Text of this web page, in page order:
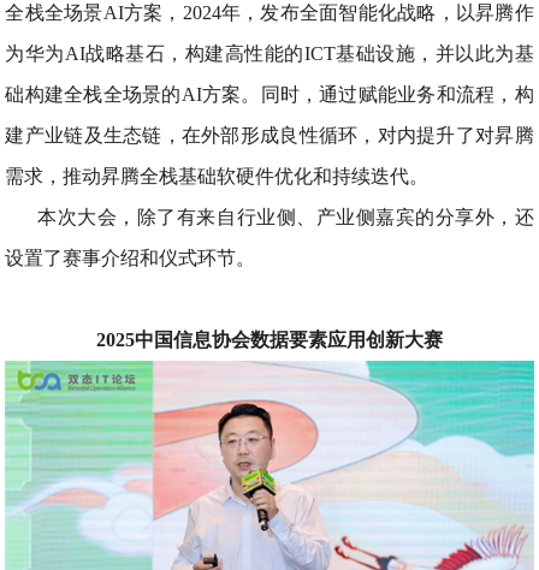
全栈全场景AI方案，2024年，发布全面智能化战略，以昇腾作
为华为AI战略基石，构建高性能的ICT基础设施，并以此为基
础构建全栈全场景的AI方案。同时，通过赋能业务和流程，构
建产业链及生态链，在外部形成良性循环，对内提升了对昇腾
需求，推动昇腾全栈基础软硬件优化和持续迭代。
本次大会，除了有来自行业侧、产业侧嘉宾的分享外，还
设置了赛事介绍和仪式环节。
2025中国信息协会数据要素应用创新大赛